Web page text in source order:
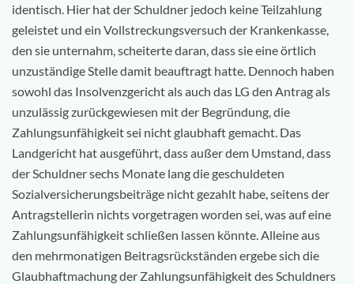
identisch. Hier hat der Schuldner jedoch keine Teilzahlung
geleistet und ein Vollstreckungsversuch der Krankenkasse,
den sie unternahm, scheiterte daran, dass sie eine örtlich
unzuständige Stelle damit beauftragt hatte. Dennoch haben
sowohl das Insolvenzgericht als auch das LG den Antrag als
unzulässig zurückgewiesen mit der Begründung, die
Zahlungsunfähigkeit sei nicht glaubhaft gemacht. Das
Landgericht hat ausgeführt, dass außer dem Umstand, dass
der Schuldner sechs Monate lang die geschuldeten
Sozialversicherungsbeiträge nicht gezahlt habe, seitens der
Antragstellerin nichts vorgetragen worden sei, was auf eine
Zahlungsunfähigkeit schließen lassen könnte. Alleine aus
den mehrmonatigen Beitragsrückständen ergebe sich die
Glaubhaftmachung der Zahlungsunfähigkeit des Schuldners